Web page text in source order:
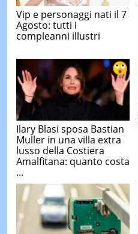
Vip e personaggi nati il 7
Agosto: tutti i
compleanni illustri
Ilary Blasi sposa Bastian
Muller in una villa extra
lusso della Costiera
Amalfitana: quanto costa
...